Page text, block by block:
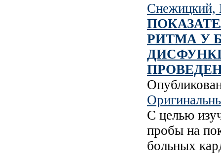
РИТМА У
С целью
пробы на
больных